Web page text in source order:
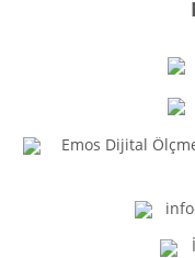
Emos Dijital